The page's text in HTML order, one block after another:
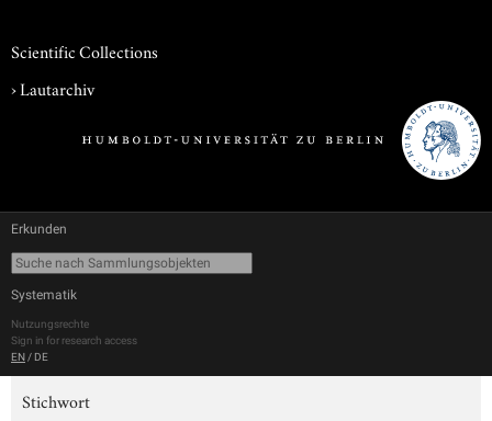
Scientific Collections
›Lautarchiv
Erkunden
Systematik
Nutzungsrechte
Sign in for research access
EN / DE
Stichwort